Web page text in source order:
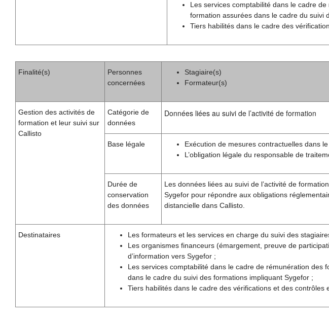
Les services comptabilité dans le cadre
formation assurées dans le cadre du suivi
Tiers habilités dans le cadre des
Finalité(s)
Personnes
concernées
Stagiaire(s)
Formateur(s)
Gestion des activités de
formation et leur suivi sur
Callisto
Catégorie de
données
Données liées au suivi de l’activité de formation
Base légale
Exécution de mesures contractuelles dans
L’obligation légale du responsable de
Durée de
conservation
des données
Les données liées au suivi de l’activité de
Sygefor pour répondre aux obligations
distancielle dans Callisto.
Destinataires
Les formateurs et les services en charge du suivi des
Les organismes financeurs (émargement, preuve de
d’information vers Sygefor ;
Les services comptabilité dans le cadre de rémunération
dans le cadre du suivi des formations impliquant Sygefor ;
Tiers habilités dans le cadre des vérifications et des contrôles